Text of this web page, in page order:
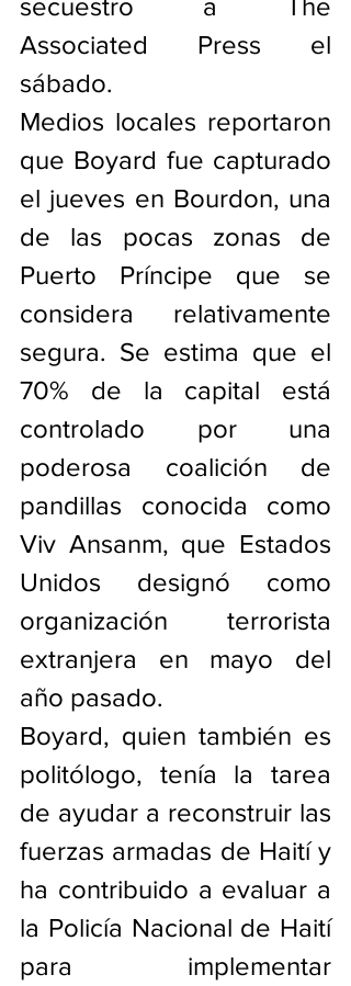
secuestro a The
Associated Press el
sábado.
Medios locales reportaron
que Boyard fue capturado
el jueves en Bourdon, una
de las pocas zonas de
Puerto Príncipe que se
considera relativamente
segura. Se estima que el
70% de la capital está
controlado por una
poderosa coalición de
pandillas conocida como
Viv Ansanm, que Estados
Unidos designó como
organización terrorista
extranjera en mayo del
año pasado.
Boyard, quien también es
politólogo, tenía la tarea
de ayudar a reconstruir las
fuerzas armadas de Haití y
ha contribuido a evaluar a
la Policía Nacional de Haití
para implementar